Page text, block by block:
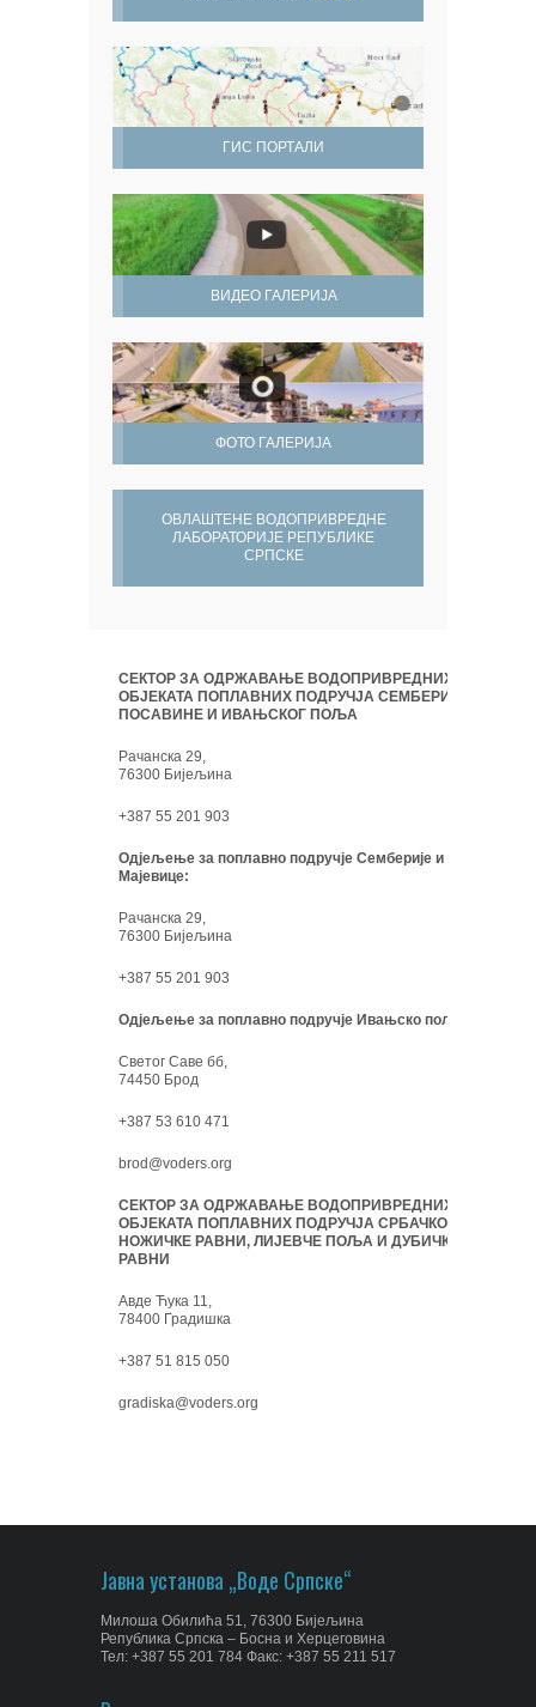
ГИС ПОРТАЛИ
ВИДЕО ГАЛЕРИЈА
ФОТО ГАЛЕРИЈА
ОВЛАШТЕНЕ ВОДОПРИВРЕДНЕ
ЛАБОРАТОРИЈЕ РЕПУБЛИКЕ
СРПСКЕ
СЕКТОР ЗА ОДРЖАВАЊЕ ВОДОПРИВРЕДНИХ
ОБЈЕКАТА ПОПЛАВНИХ ПОДРУЧЈА СЕМБЕРИЈЕ,
ПОСАВИНЕ И ИВАЊСКОГ ПОЉА
Рачанска 29,
76300 Бијељина
+387 55 201 903
Одјељење за поплавно подручје Семберије и
Мајевице:
Рачанска 29,
76300 Бијељина
+387 55 201 903
Одјељење за поплавно подручје Ивањско поље:
Светог Саве бб,
74450 Брод
+387 53 610 471
brod@voders.org
СЕКТОР ЗА ОДРЖАВАЊЕ ВОДОПРИВРЕДНИХ
ОБЈЕКАТА ПОПЛАВНИХ ПОДРУЧЈА СРБАЧКО-
НОЖИЧКЕ РАВНИ, ЛИЈЕВЧЕ ПОЉА И ДУБИЧКЕ
РАВНИ
Авде Ћука 11,
78400 Градишка
+387 51 815 050
gradiska@voders.org
Јавна установа „Воде Српске“
Милоша Обилића 51, 76300 Бијељина
Република Српска – Босна и Херцеговина
Тел: +387 55 201 784 Факс: +387 55 211 517